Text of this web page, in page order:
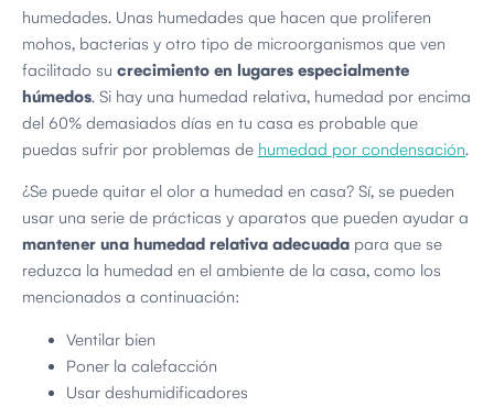
humedades. Unas humedades que hacen que proliferen
mohos, bacterias y otro tipo de microorganismos que ven
facilitado su crecimiento en lugares especialmente
húmedos. Si hay una humedad relativa, humedad por encima
del 60% demasiados días en tu casa es probable que
puedas sufrir por problemas de humedad por condensación.
¿Se puede quitar el olor a humedad en casa? Sí, se pueden
usar una serie de prácticas y aparatos que pueden ayudar a
mantener una humedad relativa adecuada para que se
reduzca la humedad en el ambiente de la casa, como los
mencionados a continuación:
Ventilar bien
Poner la calefacción
Usar deshumidificadores